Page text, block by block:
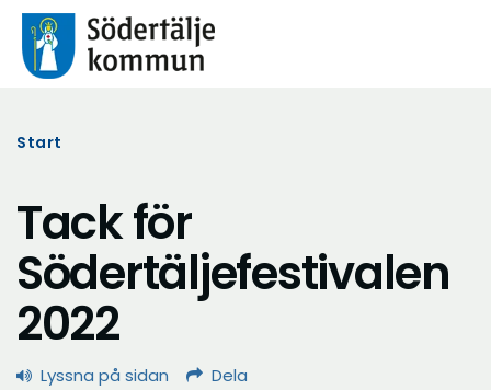
Start
Tack för
Södertäljefestivalen
2022
Lyssna på sidan Dela